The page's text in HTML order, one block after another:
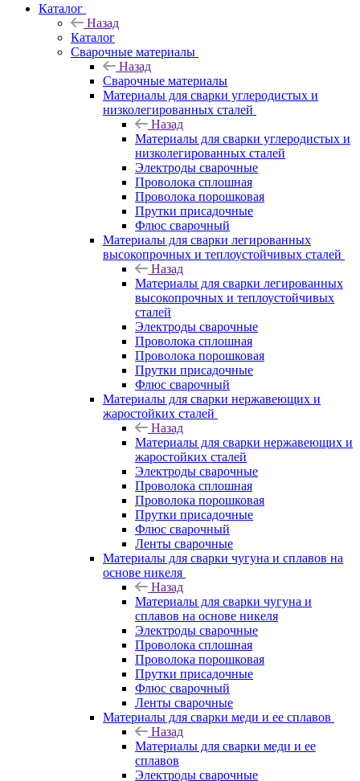
Каталог
Назад
Каталог
Сварочные материалы
Назад
Сварочные материалы
Материалы для сварки углеродистых и
низколегированных сталей
Назад
Материалы для сварки углеродистых и
низколегированных сталей
Электроды сварочные
Проволока сплошная
Проволока порошковая
Прутки присадочные
Флюс сварочный
Материалы для сварки легированных
высокопрочных и теплоустойчивых сталей
Назад
Материалы для сварки легированных
высокопрочных и теплоустойчивых
сталей
Электроды сварочные
Проволока сплошная
Проволока порошковая
Прутки присадочные
Флюс сварочный
Материалы для сварки нержавеющих и
жаростойких сталей
Назад
Материалы для сварки нержавеющих и
жаростойких сталей
Электроды сварочные
Проволока сплошная
Проволока порошковая
Прутки присадочные
Флюс сварочный
Ленты сварочные
Материалы для сварки чугуна и сплавов на
основе никеля
Назад
Материалы для сварки чугуна и
сплавов на основе никеля
Электроды сварочные
Проволока сплошная
Проволока порошковая
Прутки присадочные
Флюс сварочный
Ленты сварочные
Материалы для сварки меди и ее сплавов
Назад
Материалы для сварки меди и ее
сплавов
Электроды сварочные